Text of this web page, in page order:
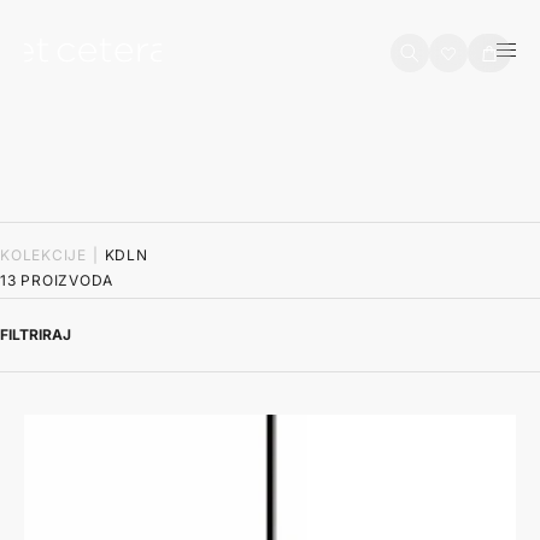
Košarica
KOLEKCIJE
KDLN
13 PROIZVODA
FILTRIRAJ